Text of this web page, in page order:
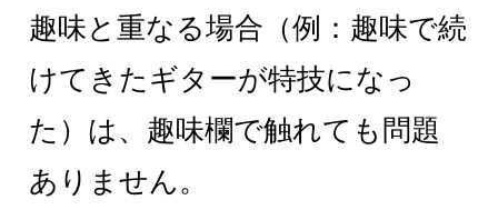
趣味と重なる場合（例：趣味で続
けてきたギターが特技になっ
た）は、趣味欄で触れても問題
ありません。